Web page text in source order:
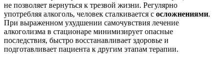
не позволяет вернуться к трезвой жизни. Регулярно
употребляя алкоголь, человек сталкивается с осложнениями.
При выраженном ухудшении самочувствия лечение
алкоголизма в стационаре минимизирует опасные
последствия, быстро восстанавливает здоровье и
подготавливает пациента к другим этапам терапии.